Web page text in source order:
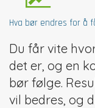
Hva bør endres for å
Du får vite
det er, og en
bør følge.
vil bedres, og